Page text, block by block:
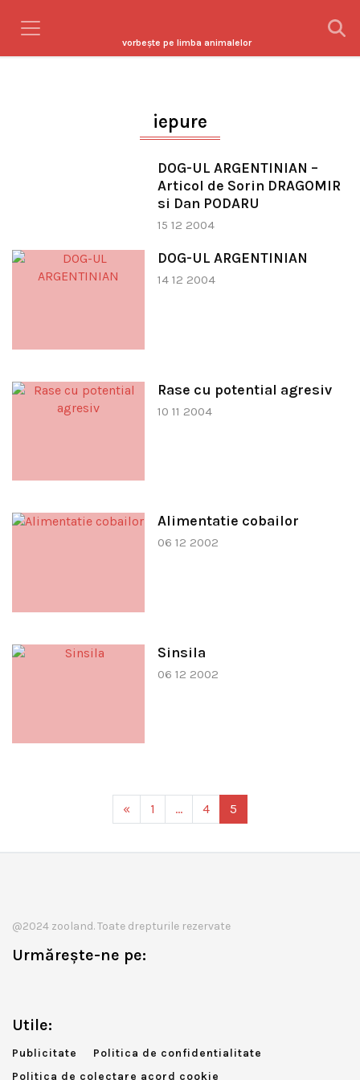
vorbeşte pe limba animalelor
iepure
DOG-UL ARGENTINIAN –
Articol de Sorin DRAGOMIR
si Dan PODARU
15 12 2004
DOG-UL ARGENTINIAN
14 12 2004
Rase cu potential agresiv
10 11 2004
Alimentatie cobailor
06 12 2002
Sinsila
06 12 2002
« 1 … 4 5
@2024 zooland. Toate drepturile rezervate
Urmărește-ne pe:
Utile:
Publicitate
Politica de confidentialitate
Politica de colectare acord cookie